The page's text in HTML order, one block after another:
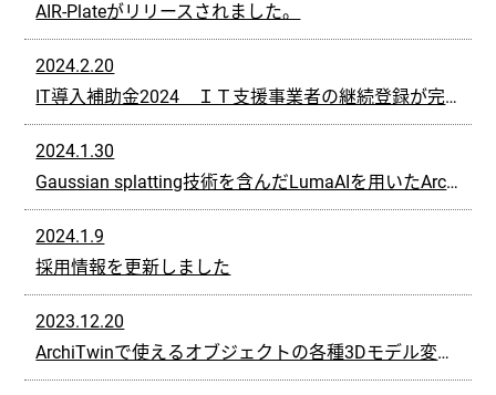
AIR-Plateがリリースされました。
2024.2.20
IT導入補助金2024 ＩＴ支援事業者の継続登録が完了しました
2024.1.30
Gaussian splatting技術を含んだLumaAIを用いたArchiTwinの活用について
2024.1.9
採用情報を更新しました
2023.12.20
ArchiTwinで使えるオブジェクトの各種3Dモデル変換ルートを作成しました